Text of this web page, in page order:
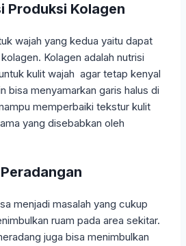
Produksi Kolagen
wajah yang kedua yaitu dapat
Kolagen adalah nutrisi
kulit wajah agar tetap kenyal
bisa menyamarkan garis halus di
memperbaiki tekstur kulit
yang disebabkan oleh
menjadi masalah yang cukup
ruam pada area sekitar.
juga bisa menimbulkan